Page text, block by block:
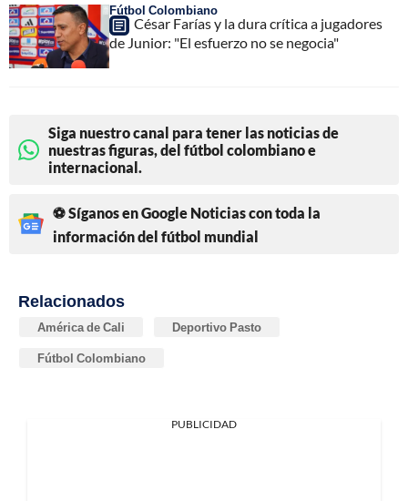
Fútbol Colombiano
César Farías y la dura crítica a jugadores
de Junior: "El esfuerzo no se negocia"
Siga nuestro canal para tener las noticias de
nuestras figuras, del fútbol colombiano e
internacional.
⚽ Síganos en Google Noticias con toda la
información del fútbol mundial
Relacionados
América de Cali Deportivo Pasto
Fútbol Colombiano
PUBLICIDAD